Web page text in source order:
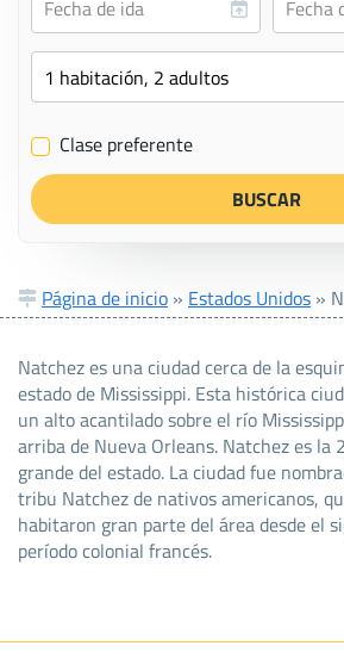
✔ Clase preferente
Página de inicio » Estados Unidos »
Natchez es una ciudad cerca de la
estado de Mississippi. Esta histórica
un alto acantilado sobre el río
arriba de Nueva Orleans. Natchez es la
grande del estado. La ciudad fue
tribu Natchez de nativos americanos,
habitaron gran parte del área desde el
período colonial francés.